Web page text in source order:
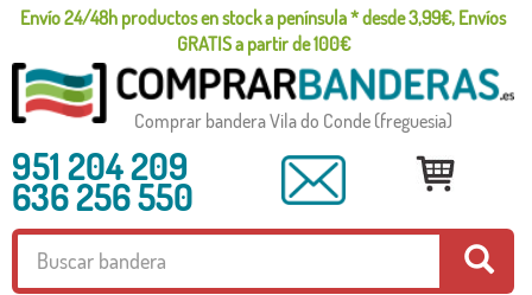
Envío 24/48h productos en stock a península * desde 3,99€, Envíos
GRATIS a partir de 100€
Comprar bandera Vila do Conde (freguesia)
951 204 209
636 256 550